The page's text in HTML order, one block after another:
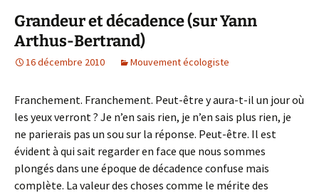
Grandeur et décadence (sur Yann
Arthus-Bertrand)
16 décembre 2010 Mouvement écologiste
Franchement. Franchement. Peut-être y aura-t-il un jour où
les yeux verront ? Je n’en sais rien, je n’en sais plus rien, je
ne parierais pas un sou sur la réponse. Peut-être. Il est
évident à qui sait regarder en face que nous sommes
plongés dans une époque de décadence confuse mais
complète. La valeur des choses comme le mérite des